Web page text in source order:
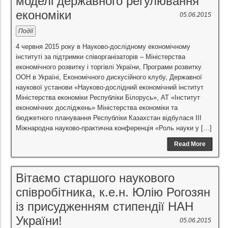
економіки
05.06.2015
Події
4 червня 2015 року в Науково-дослідному економічному
інституті за підтримки співорганізаторів – Міністерства
економічного розвитку і торгівлі України, Програми розвитку
ООН в Україні, Економічного дискусійного клубу, Державної
наукової установи «Науково-дослідний економічний інститут
Міністерства економіки Республіки Білорусь», АТ «Інститут
економічних досліджень» Міністерства економіки та
бюджетного планування Республіки Казахстан відбулася ІII
Міжнародна науково-практична конференція «Роль науки у […]
Read More
Вітаємо старшого наукового
співробітника, к.е.н. Юлію Рогозян
із присудженням стипендії НАН
України!
05.06.2015